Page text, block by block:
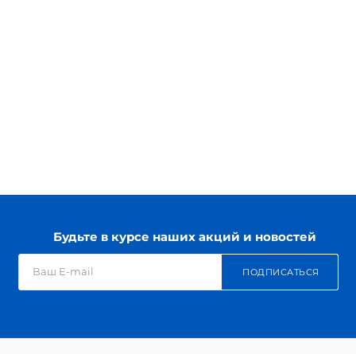
Будьте в курсе наших акций и новостей
ПОДПИСАТЬСЯ